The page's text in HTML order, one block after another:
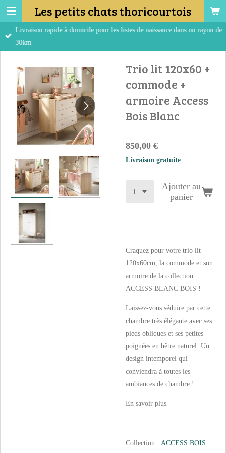
Passer
au
contenu
Les petits chats thoricourtois
Livraison rapide à domicile pour les listes de naissance dans un rayon de
30km
Trio lit 120x60 +
commode +
armoire Access
Bois Blanc
850,00 €
Livraison gratuite
Ajouter au
panier
Craquez pour votre trio lit
120x60cm, la commode et son
armoire de la collection
ACCESS BLANC BOIS !
Laissez-vous séduire par cette
chambre très élégante avec ses
pieds obliques et ses petites
poignées en hêtre naturel. Un
design intemporel qui
conviendra à toutes les
ambiances de chambre !
En savoir plus
Collection : ACCESS BOIS